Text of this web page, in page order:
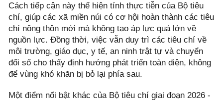
Cách tiếp cận này thể hiện tính thực tiễn của Bộ tiêu
chí, giúp các xã miền núi có cơ hội hoàn thành các tiêu
chí nông thôn mới mà không tạo áp lực quá lớn về
nguồn lực. Đồng thời, việc vẫn duy trì các tiêu chí về
môi trường, giáo dục, y tế, an ninh trật tự và chuyển
đổi số cho thấy định hướng phát triển toàn diện, không
để vùng khó khăn bị bỏ lại phía sau.
Một điểm nổi bật khác của Bộ tiêu chí giai đoạn 2026 -